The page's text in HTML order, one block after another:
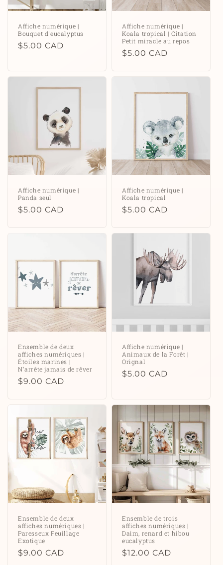
Affiche numérique |
Bouquet d'eucalyptus
Prix
$5.00 CAD
Affiche numérique |
Koala tropical | Citation
Petit miracle au repos
Prix
$5.00 CAD
Affiche numérique |
Panda seul
Prix
$5.00 CAD
Affiche numérique |
Koala tropical
Prix
$5.00 CAD
Ensemble de deux
affiches numériques |
Étoiles marines |
N'arrête jamais de rêver
Prix
$9.00 CAD
Affiche numérique |
Animaux de la Forêt |
Orignal
Prix
$5.00 CAD
Ensemble de deux
affiches numériques |
Paresseux Feuillage
Exotique
Prix
$9.00 CAD
Ensemble de trois
affiches numériques |
Daim, renard et hibou
eucalyptus
Prix
$12.00 CAD